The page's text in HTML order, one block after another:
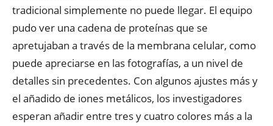
tradicional simplemente no puede llegar. El equipo
pudo ver una cadena de proteínas que se
apretujaban a través de la membrana celular, como
puede apreciarse en las fotografías, a un nivel de
detalles sin precedentes. Con algunos ajustes más y
el añadido de iones metálicos, los investigadores
esperan añadir entre tres y cuatro colores más a la